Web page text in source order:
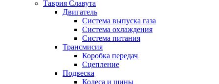
Таврия Славута
Двигатель
Система выпуска газа
Система охлаждения
Система питания
Трансмисия
Коробка передач
Сцепление
Подвеска
Колеса и шины